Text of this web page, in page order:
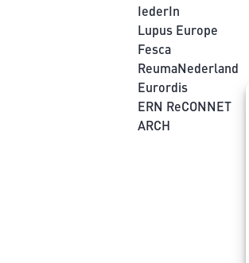
IederIn
Lupus Europe
Fesca
ReumaNederland
Eurordis
ERN ReCONNET
ARCH